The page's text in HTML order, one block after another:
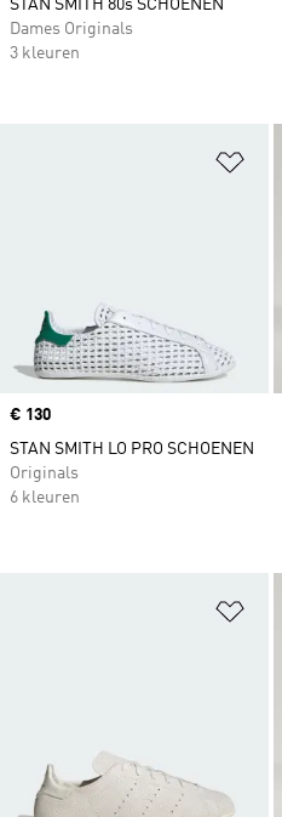
Price
€ 130
STAN SMITH LO PRO SCHOENEN
Originals
6 kleuren
STAN SMITH 80s SCHOENEN
Dames Originals
3 kleuren